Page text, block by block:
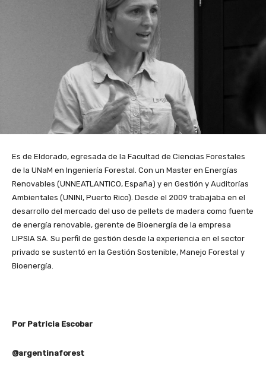
Es de Eldorado, egresada de la Facultad de Ciencias Forestales
de la UNaM en Ingeniería Forestal. Con un Master en Energías
Renovables (UNNEATLANTICO, España) y en Gestión y Auditorías
Ambientales (UNINI, Puerto Rico). Desde el 2009 trabajaba en el
desarrollo del mercado del uso de pellets de madera como fuente
de energía renovable, gerente de Bioenergía de la empresa
LIPSIA SA. Su perfil de gestión desde la experiencia en el sector
privado se sustentó en la Gestión Sostenible, Manejo Forestal y
Bioenergía.
Por Patricia Escobar
@argentinaforest